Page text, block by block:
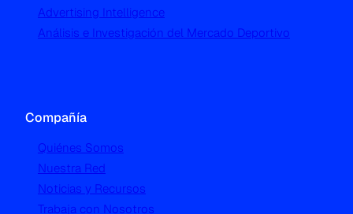
Advertising Intelligence
Análisis e Investigación del Mercado Deportivo
Compañía
Quiénes Somos
Nuestra Red
Noticias y Recursos
Trabaja con Nosotros